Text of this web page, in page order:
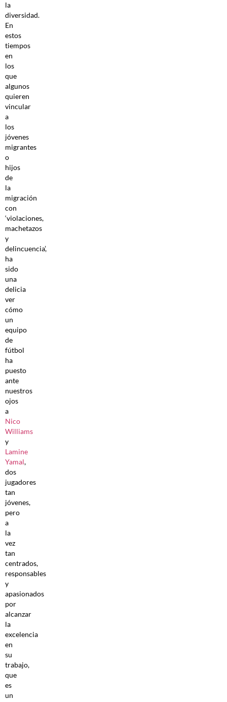
la
diversidad.
En
estos
tiempos
en
los
que
algunos
quieren
vincular
a
los
jóvenes
migrantes
o
hijos
de
la
migración
con
‘violaciones,
machetazos
y
delincuencia’,
ha
sido
una
delicia
ver
cómo
un
equipo
de
fútbol
ha
puesto
ante
nuestros
ojos
a
Nico
Williams
y
Lamine
Yamal,
dos
jugadores
tan
jóvenes,
pero
a
la
vez
tan
centrados,
responsables
y
apasionados
por
alcanzar
la
excelencia
en
su
trabajo,
que
es
un